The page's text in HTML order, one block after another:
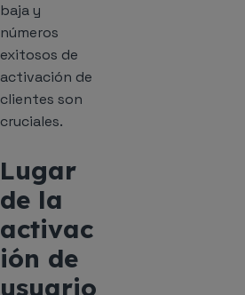
baja y
números
exitosos de
activación de
clientes son
cruciales.
Lugar
de la
activac
ión de
usuario